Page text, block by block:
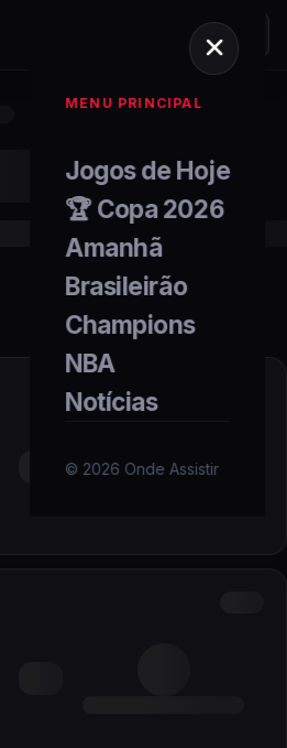
MENU PRINCIPAL
Jogos de Hoje
🏆 Copa 2026
Amanhã
Brasileirão
Champions
NBA
Notícias
© 2026 Onde Assistir